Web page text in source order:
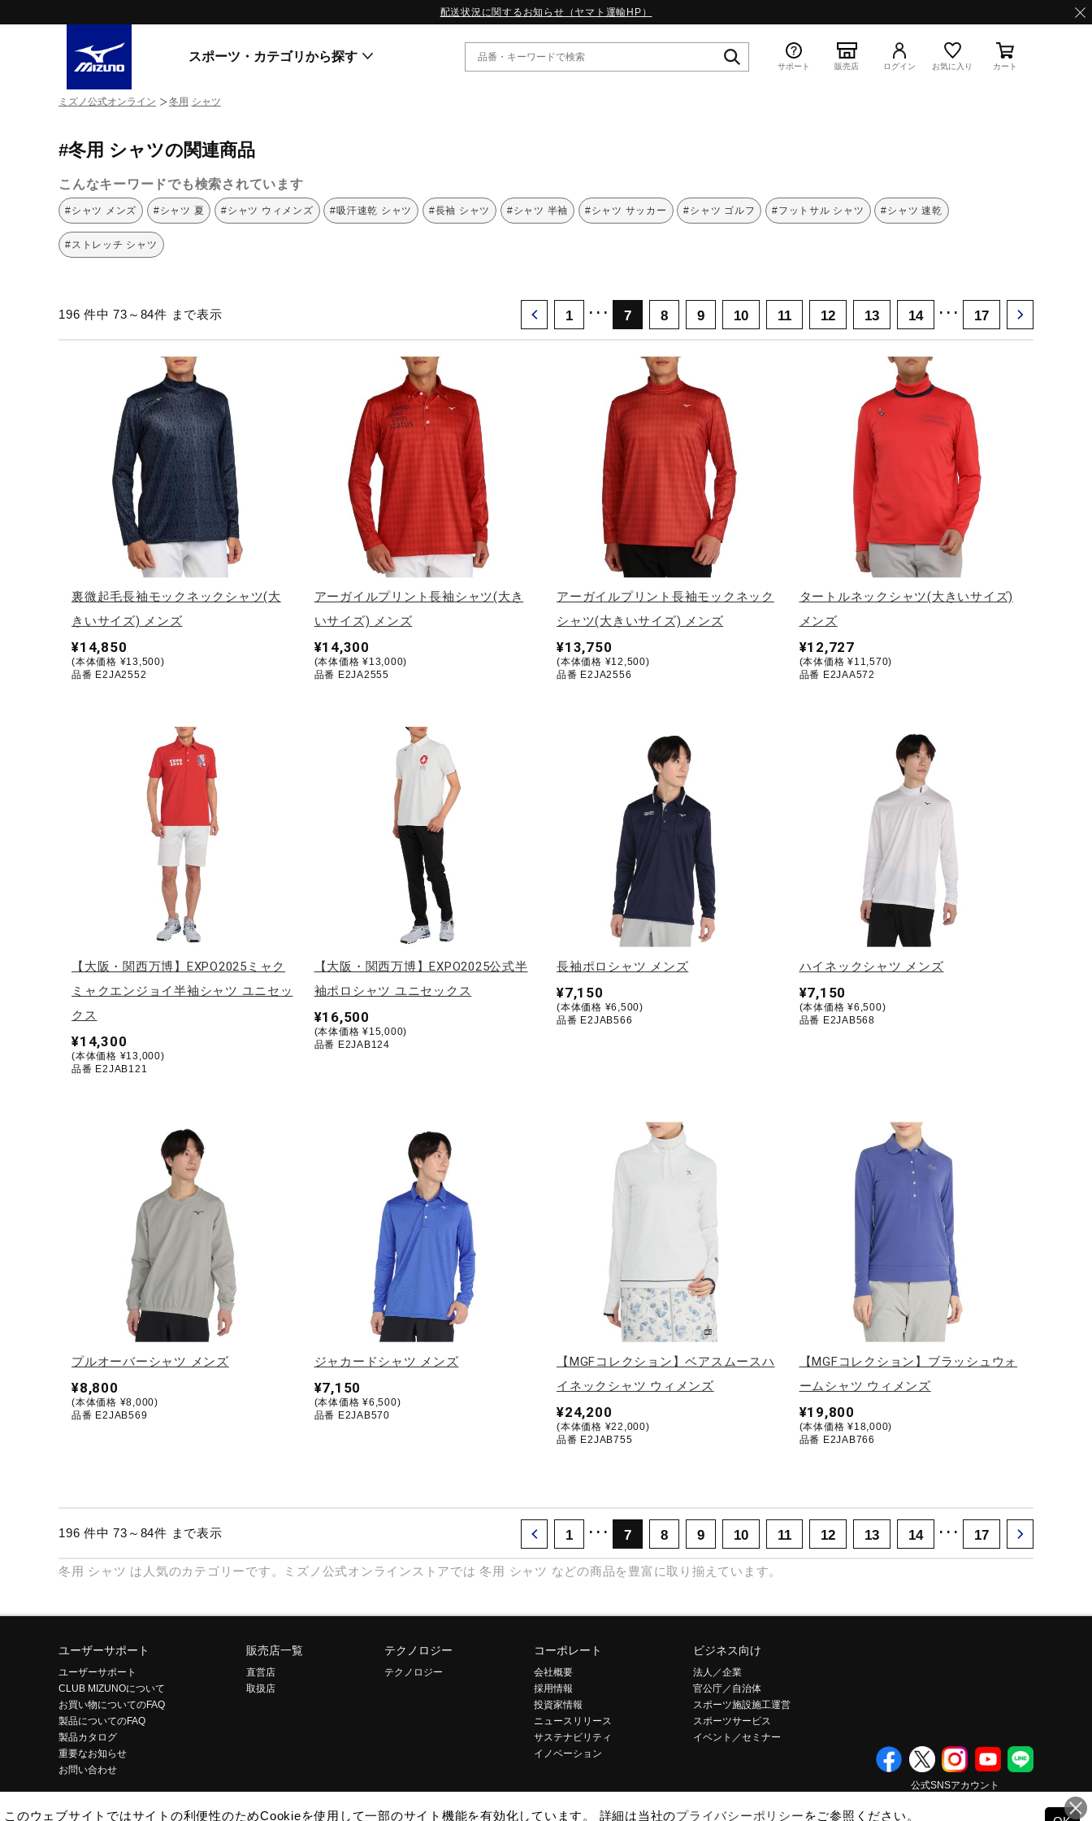
配送状況に関するお知らせ（ヤマト運輸HP）
スポーツ・カテゴリから探す
ライフスタイルウエア
ランニング
サッカー／フットサル
テニス／ソフトテニス
バドミントン
ソフトボール
ウィンタースポーツ
ワーキング
ウォーキングシューズ
ライフスタイルグッズ
インナー
健康／エクササイズ
ジュニア／キッズ
WAVE PROPHECY
MORELIA LS
WAVE RIDER
W.PROPHECY1｜特集
WP MAGIC MITA｜特集
スニーカー商品をすべて見る
サポート 販売店 ログイン お気に入り カート
ミズノ公式オンライン 冬用 シャツ
#冬用 シャツの関連商品
こんなキーワードでも検索されています
#シャツ メンズ #シャツ 夏 #シャツ ウィメンズ #吸汗速乾 シャツ #長袖 シャツ #シャツ 半袖 #シャツ サッカー #シャツ ゴルフ #フットサル シャツ #シャツ 速乾
#ストレッチ シャツ
196 件中 73～84件 まで表示 1 ･･･ 7 8 9 10 11 12 13 14 ･･･ 17
裏微起毛長袖モックネックシャツ(大
きいサイズ) メンズ
¥14,850
(本体価格 ¥13,500)
品番 E2JA2552
アーガイルプリント長袖シャツ(大き
いサイズ) メンズ
¥14,300
(本体価格 ¥13,000)
品番 E2JA2555
アーガイルプリント長袖モックネック
シャツ(大きいサイズ) メンズ
¥13,750
(本体価格 ¥12,500)
品番 E2JA2556
タートルネックシャツ(大きいサイズ)
メンズ
¥12,727
(本体価格 ¥11,570)
品番 E2JAA572
【大阪・関西万博】EXPO2025ミャク
ミャクエンジョイ半袖シャツ ユニセッ
クス
¥14,300
(本体価格 ¥13,000)
品番 E2JAB121
【大阪・関西万博】EXPO2025公式半
袖ポロシャツ ユニセックス
¥16,500
(本体価格 ¥15,000)
品番 E2JAB124
長袖ポロシャツ メンズ
¥7,150
(本体価格 ¥6,500)
品番 E2JAB566
ハイネックシャツ メンズ
¥7,150
(本体価格 ¥6,500)
品番 E2JAB568
プルオーバーシャツ メンズ
¥8,800
(本体価格 ¥8,000)
品番 E2JAB569
ジャカードシャツ メンズ
¥7,150
(本体価格 ¥6,500)
品番 E2JAB570
【MGFコレクション】ベアスムースハ
イネックシャツ ウィメンズ
¥24,200
(本体価格 ¥22,000)
品番 E2JAB755
【MGFコレクション】ブラッシュウォ
ームシャツ ウィメンズ
¥19,800
(本体価格 ¥18,000)
品番 E2JAB766
196 件中 73～84件 まで表示 1 ･･･ 7 8 9 10 11 12 13 14 ･･･ 17
冬用 シャツ は人気のカテゴリーです。ミズノ公式オンラインストアでは 冬用 シャツ などの商品を豊富に取り揃えています。
ユーザーサポート
ユーザーサポート
CLUB MIZUNOについて
お買い物についてのFAQ
製品についてのFAQ
製品カタログ
重要なお知らせ
お問い合わせ
販売店一覧
直営店
取扱店
テクノロジー
テクノロジー
コーポレート
会社概要
採用情報
投資家情報
ニュースリリース
サステナビリティ
イノベーション
ビジネス向け
法人／企業
官公庁／自治体
スポーツ施設施工運営
スポーツサービス
イベント／セミナー
公式SNSアカウント
このウェブサイトではサイトの利便性のためCookieを使用して一部のサイト機能を有効化しています。 詳細は当社のプライバシーポリシー をご参照ください。